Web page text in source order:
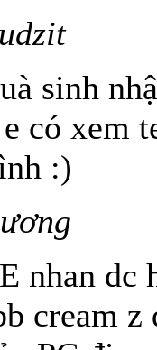
sinh
có xem
:)
nhan dc
cream